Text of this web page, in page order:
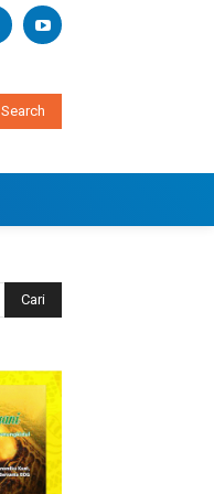
Search